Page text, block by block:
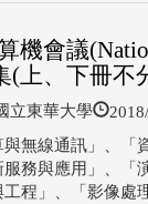
機會議
(上、下冊不
東華大學
無線通訊」、「
務與應用」、「
程」、「影像處